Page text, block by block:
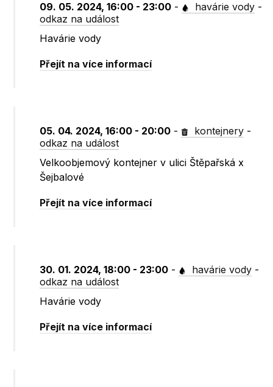
09. 05. 2024, 16:00 - 23:00 - havárie vody -
odkaz na událost
Havárie vody
Přejít na více informací
05. 04. 2024, 16:00 - 20:00 - kontejnery -
odkaz na událost
Velkoobjemový kontejner v ulici Štěpařská x
Šejbalové
Přejít na více informací
30. 01. 2024, 18:00 - 23:00 - havárie vody -
odkaz na událost
Havárie vody
Přejít na více informací